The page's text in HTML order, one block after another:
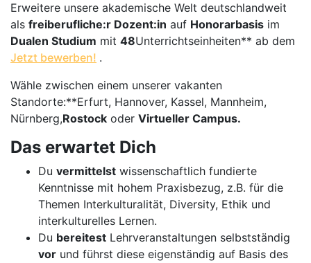
Erweitere unsere akademische Welt deutschlandweit
als freiberufliche:r Dozent:in auf Honorarbasis im
Dualen Studium mit 48Unterrichtseinheiten** ab dem
Jetzt bewerben! .
Wähle zwischen einem unserer vakanten
Standorte:**Erfurt, Hannover, Kassel, Mannheim,
Nürnberg,Rostock oder Virtueller Campus.
Das erwartet Dich
Du vermittelst wissenschaftlich fundierte
Kenntnisse mit hohem Praxisbezug, z.B. für die
Themen Interkulturalität, Diversity, Ethik und
interkulturelles Lernen.
Du bereitest Lehrveranstaltungen selbstständig
vor und führst diese eigenständig auf Basis des